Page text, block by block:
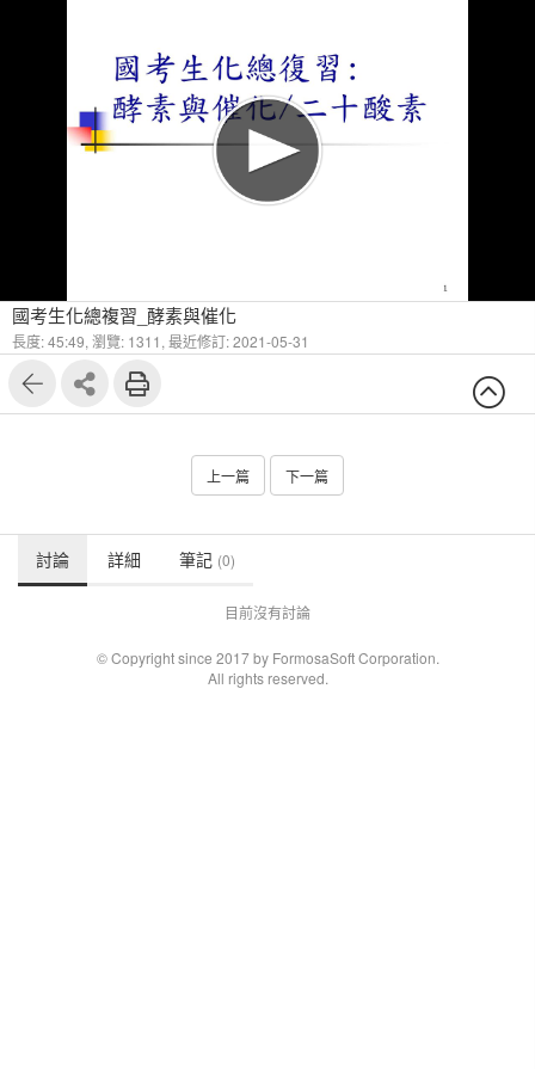
國考生化總複習_酵素與催化
長度: 45:49, 瀏覽: 1311, 最近修訂: 2021-05-31
上一篇 下一篇
討論 詳細 筆記 (0)
目前沒有討論
© Copyright since 2017 by FormosaSoft Corporation.
All rights reserved.